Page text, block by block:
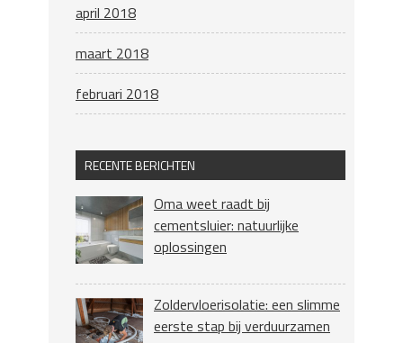
april 2018
maart 2018
februari 2018
RECENTE BERICHTEN
Oma weet raadt bij
cementsluier: natuurlijke
oplossingen
Zoldervloerisolatie: een slimme
eerste stap bij verduurzamen